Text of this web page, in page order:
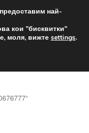
лв.
свят
най-
кои "бисквитки"
моля, вижте settings.